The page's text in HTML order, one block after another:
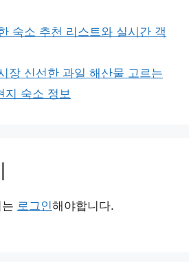
숙소 추천 리스트와 실시간 객
장 신선한 과일 해산물 고르는
지 숙소 정보
로그인해야합니다.